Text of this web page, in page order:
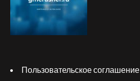
Пользовательское соглашение